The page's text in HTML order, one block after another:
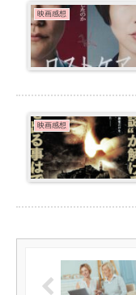
映画感想
映画感想